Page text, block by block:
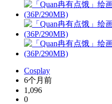
Cosplay
6个月前
1,096
0